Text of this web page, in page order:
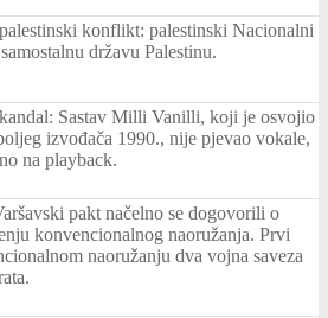
konflikt: palestinski Nacionalni
državu Palestinu.
Sastav Milli Vanilli, koji je osvojio
izvođača 1990., nije pjevao vokale,
na playback.
pakt načelno se dogovorili o
konvencionalnog naoružanja. Prvi
naoružanju dva vojna saveza